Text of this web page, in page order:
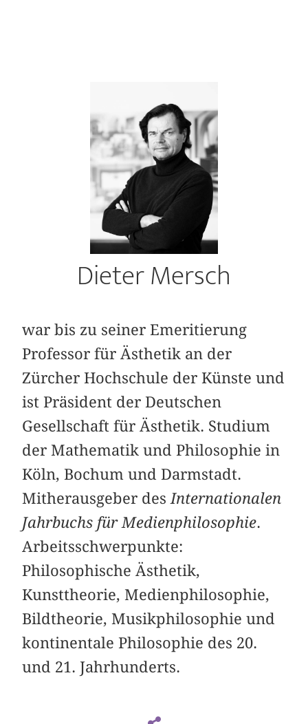
Dieter Mersch
war bis zu seiner Emeritierung
Professor für Ästhetik an der
Zürcher Hochschule der Künste und
ist Präsident der Deutschen
Gesellschaft für Ästhetik. Studium
der Mathematik und Philosophie in
Köln, Bochum und Darmstadt.
Mitherausgeber desInternationalen
Jahrbuchs für Medienphilosophie.
Arbeitsschwerpunkte:
Philosophische Ästhetik,
Kunsttheorie, Medienphilosophie,
Bildtheorie, Musikphilosophie und
kontinentale Philosophie des 20.
und 21. Jahrhunderts.